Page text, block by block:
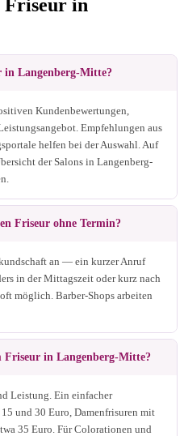
Friseur in
in Langenberg-Mitte?
Kundenbewertungen,
Empfehlungen aus
helfen bei der Auswahl. Auf
der Salons in Langenberg-
Friseur ohne Termin?
an — ein kurzer Anruf
in der Mittagszeit oder kurz nach
möglich. Barber-Shops arbeiten
Friseur in Langenberg-Mitte?
Leistung. Ein einfacher
und 30 Euro, Damenfrisuren mit
35 Euro. Für Colorationen und